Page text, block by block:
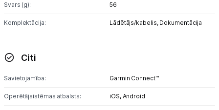
Svars (g): 56
Komplektācija: Lādētājs/kabelis, Dokumentācija
Citi
Savietojamība: Garmin Connect™
Operētājsistēmas atbalsts: iOS, Android